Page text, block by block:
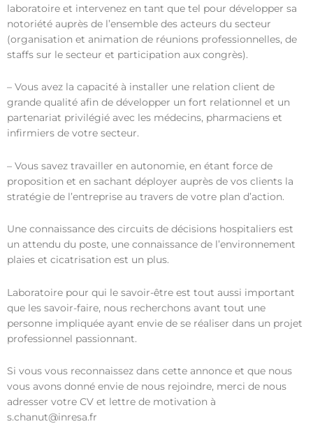
laboratoire et intervenez en tant que tel pour développer sa
notoriété auprès de l’ensemble des acteurs du secteur
(organisation et animation de réunions professionnelles, de
staffs sur le secteur et participation aux congrès).
– Vous avez la capacité à installer une relation client de
grande qualité afin de développer un fort relationnel et un
partenariat privilégié avec les médecins, pharmaciens et
infirmiers de votre secteur.
– Vous savez travailler en autonomie, en étant force de
proposition et en sachant déployer auprès de vos clients la
stratégie de l’entreprise au travers de votre plan d’action.
Une connaissance des circuits de décisions hospitaliers est
un attendu du poste, une connaissance de l’environnement
plaies et cicatrisation est un plus.
Laboratoire pour qui le savoir-être est tout aussi important
que les savoir-faire, nous recherchons avant tout une
personne impliquée ayant envie de se réaliser dans un projet
professionnel passionnant.
Si vous vous reconnaissez dans cette annonce et que nous
vous avons donné envie de nous rejoindre, merci de nous
adresser votre CV et lettre de motivation à
s.chanut@inresa.fr